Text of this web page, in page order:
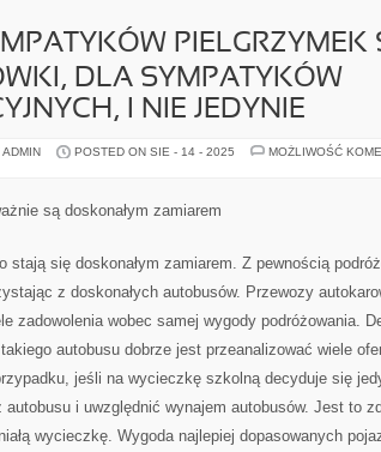
PIELGRZYMEK
DLA SYMPATYKÓW
I NIE JEDYNIE
POSTED ON SIE - 14 - 2025 MOŻLIWOŚĆ
są doskonałym zamiarem
stają się doskonałym zamiarem. Z pewnością
z doskonałych autobusów. Przewozy
zadowolenia wobec samej wygody podróżowania.
autobusu dobrze jest przeanalizować wiele
jeśli na wycieczkę szkolną decyduje się
autobusu i uwzględnić wynajem autobusów. Jest to
wycieczkę. Wygoda najlepiej dopasowanych